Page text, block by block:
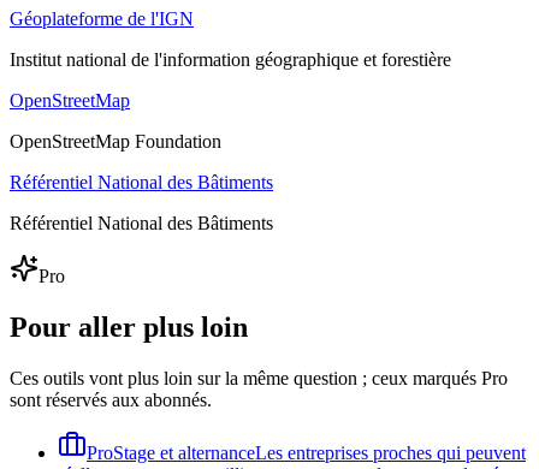
Géoplateforme de l'IGN
Institut national de l'information géographique et forestière
OpenStreetMap
OpenStreetMap Foundation
Référentiel National des Bâtiments
Référentiel National des Bâtiments
Pro
Pour aller plus loin
Ces outils vont plus loin sur la même question ; ceux marqués Pro
sont réservés aux abonnés.
ProStage et alternanceLes entreprises proches qui peuvent